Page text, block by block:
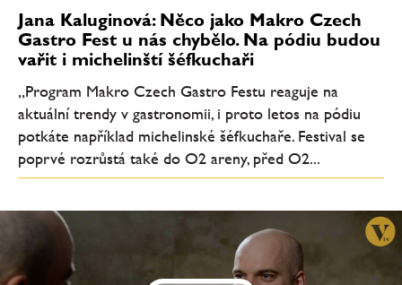
Jana Kaluginová: Něco jako Makro Czech
Gastro Fest u nás chybělo. Na pódiu budou
vařit i michelinští šéfkuchaři
„Program Makro Czech Gastro Festu reaguje na
aktuální trendy v gastronomii, i proto letos na pódiu
potkáte například michelinské šéfkuchaře. Festival se
poprvé rozrůstá také do O2 areny, před O2...